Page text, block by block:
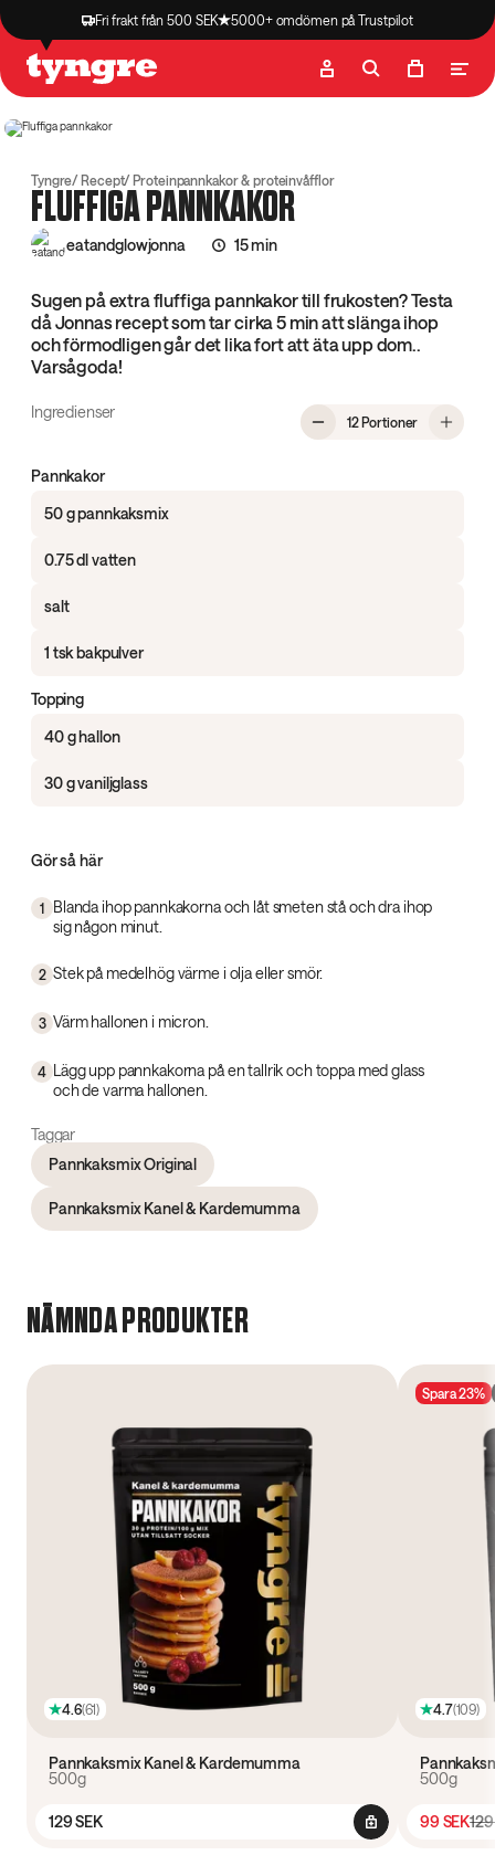
Fri frakt från 500 SEK 5000+ omdömen på Trustpilot
Butik Recept
Tyngre Recept Proteinpannkakor & proteinvåfflor
FLUFFIGA PANNKAKOR
eatandglowjonna 15 min
Sugen på extra fluffiga pannkakor till frukosten? Testa
då Jonnas recept som tar cirka 5 min att slänga ihop
och förmodligen går det lika fort att äta upp dom..
Varsågoda!
Ingredienser
12 Portioner, Fluffiga
Pannkakor
50 g pannkaksmix
0.75 dl vatten
salt
1 tsk bakpulver
Topping
40 g hallon
30 g vaniljglass
Gör så här
1
Blanda ihop pannkakorna och låt smeten stå och dra ihop
sig någon minut.
2 Stek på medelhög värme i olja eller smör.
3 Värm hallonen i micron.
4 Lägg upp pannkakorna på en tallrik och toppa med glass
och de varma hallonen.
Taggar
Pannkaksmix Original
Pannkaksmix Kanel & Kardemumma
NÄMNDA PRODUKTER
4.6(61)
Pannkaksmix Kanel & Kardemumma
500g
129 SEK
Spara 23%
4.7(109)
500g
99 SEK129